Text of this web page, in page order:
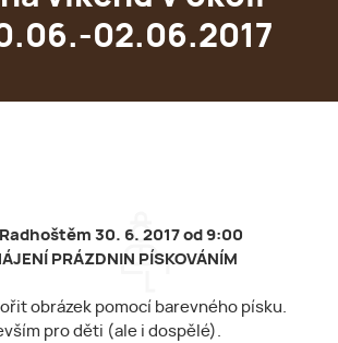
02.06.2017
30. 6. 2017 od 9:00
PRÁZDNIN PÍSKOVÁNÍM
obrázek pomocí barevného písku.
pro děti (ale i dospělé).